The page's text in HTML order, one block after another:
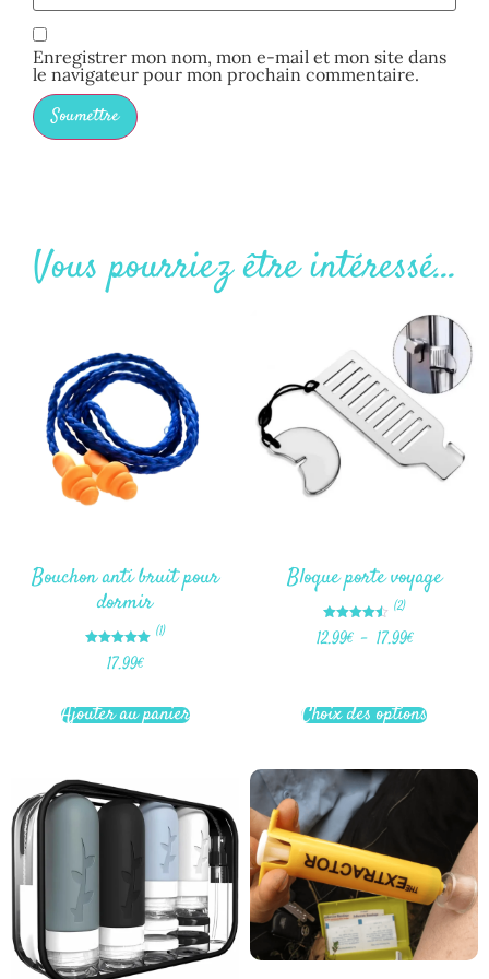
Enregistrer mon nom, mon e-mail et mon site dans
le navigateur pour mon prochain commentaire.
Vous pourriez être intéressé...
Bouchon anti bruit pour
dormir
Note
5.00
(1)
17.99€
Ajouter au panier
Bloque porte voyage
Note
4.50
(2)
12.99€ – 17.99€
Choix des options